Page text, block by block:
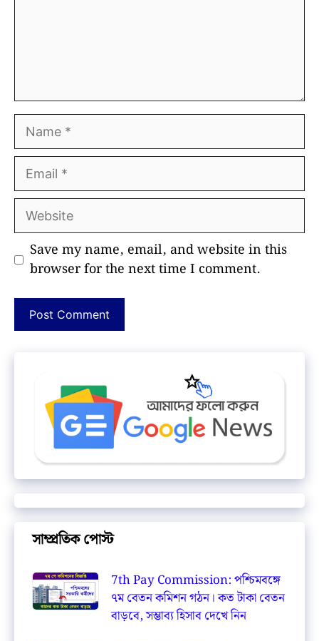
Name
Email
Website
Save my name, email, and website in this
browser for the next time I comment.
সাম্প্রতিক পোস্ট
7th Pay Commission: পশ্চিমবঙ্গে
৭ম বেতন কমিশন গঠন। কত টাকা বেতন
বাড়বে, সম্ভাব্য হিসাব দেখে নিন